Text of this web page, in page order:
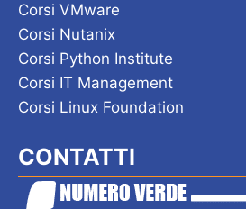
Corsi VMware
Corsi Nutanix
Corsi Python Institute
Corsi IT Management
Corsi Linux Foundation
CONTATTI